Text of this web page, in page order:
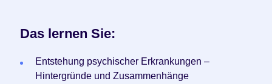
Das lernen Sie:
Entstehung psychischer Erkrankungen –
Hintergründe und Zusammenhänge